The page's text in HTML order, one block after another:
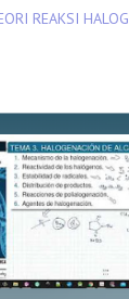
REAKSI